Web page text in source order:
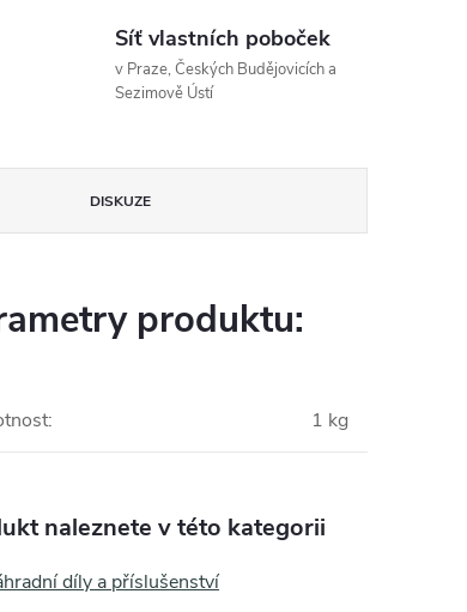
Síť vlastních poboček
v Praze, Českých Budějovicích a
Sezimově Ústí
DISKUZE
produktu:
: 1 kg
naleznete v této kategorii
díly a příslušenství